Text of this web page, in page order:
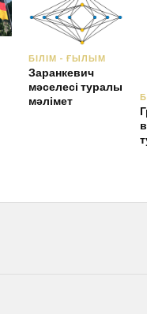
БІЛІМ - ҒЫЛЫМ
Заранкевич
мәселесі туралы
мәлімет